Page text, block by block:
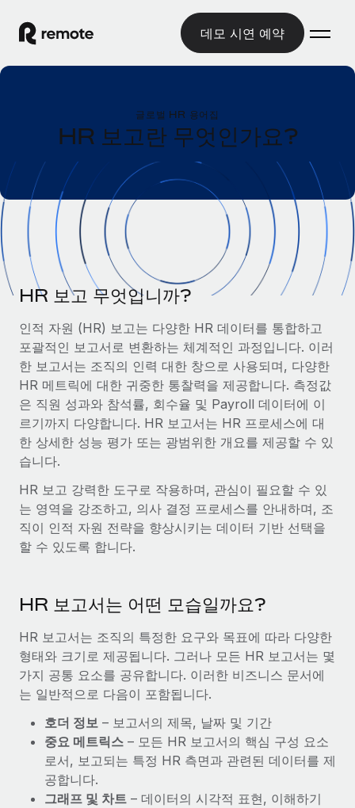
데모 시연 예약
글로벌 고용
글로벌 급여
규정을 준수하며 급여 지급을 손쉽게 처리
기록상 고용주(EOR)
법인 설립 비용 없이 전 세계로 사업을 확장
기록상 계약자
계약자 관리
전 세계 계약자의 온보딩 및 관리
PEO
복잡한 고용 업무를 아웃소싱
인프라
Remote 통합
HR을 워크플로에 매끄럽게 통합
플랫폼
MCP를 사용하여 모든 AI 도구를 Remote에 연결 가능
통합
핵심 비즈니스 도구로 프로세스를 간소화
서비스
전문가 상담
글로벌 인사 및 규정 준수 업무 처리에 전문가 지원 제공
신원 조사
글로벌 서비스 제공
국가별 정보
국가별 글로벌 채용 지원 알아보기
미국 주별 정보
미국 모든 주 전역에서 채용 업무를 간소화
Remote와 다른 솔루션 비교
다른 업체들과 비교해보기
성장 단계
스타트업
성장하는 기업을 위한 민첩한 글로벌 HR 및 급여 솔루션
맞춤형 HR 솔루션으로 팀 확장
엔터프라이즈
대기업을 위한 글로벌 HR
REMOTE 파트너 되기
플랫폼에 글로벌 HR을 유연하게 통합
파트너 되기
Remote와의 파트너십 기회 탐색
Remote Build
곧 제공 예정
통합 및 AI 자동화 컨설팅
사례 연구
리소스
도구 및 계산기
오분류 리스크 평가 도구
국가별 직원 오분류 리스크 확인
국가별 총 인건비 계산
계약자 지급 계산기
글로벌 계약직을 위한 통화 옵션과 지급 소요 시간 확인
REMOTE와 함께 배우기
리서치 및 가이드
사례 연구
HR 용어집
이벤트
뉴스룸
급여 및 인재 인사이트
인사이트 센터
지원받기
한국어
English
Nederlands
Français
Deutsch
Español
Italiano
日本語
한국어
中文（简体）
로그인
글로벌 HR 용어집
HR 보고란 무엇인가요?
HR 보고 무엇입니까?
인적 자원 (HR) 보고는 다양한 HR 데이터를 통합하고
포괄적인 보고서로 변환하는 체계적인 과정입니다. 이러
한 보고서는 조직의 인력 대한 창으로 사용되며, 다양한
HR 메트릭에 대한 귀중한 통찰력을 제공합니다. 측정값
은 직원 성과와 참석률, 회수율 및 Payroll 데이터에 이
르기까지 다양합니다. HR 보고서는 HR 프로세스에 대
한 상세한 성능 평가 또는 광범위한 개요를 제공할 수 있
습니다.
HR 보고 강력한 도구로 작용하며, 관심이 필요할 수 있
는 영역을 강조하고, 의사 결정 프로세스를 안내하며, 조
직이 인적 자원 전략을 향상시키는 데이터 기반 선택을
할 수 있도록 합니다.
HR 보고서는 어떤 모습일까요?
HR 보고서는 조직의 특정한 요구와 목표에 따라 다양한
형태와 크기로 제공됩니다. 그러나 모든 HR 보고서는 몇
가지 공통 요소를 공유합니다. 이러한 비즈니스 문서에
는 일반적으로 다음이 포함됩니다.
호더 정보 – 보고서의 제목, 날짜 및 기간
중요 메트릭스 – 모든 HR 보고서의 핵심 구성 요소
로서, 보고되는 특정 HR 측면과 관련된 데이터를 제
공합니다.
그래프 및 차트 – 데이터의 시각적 표현, 이해하기